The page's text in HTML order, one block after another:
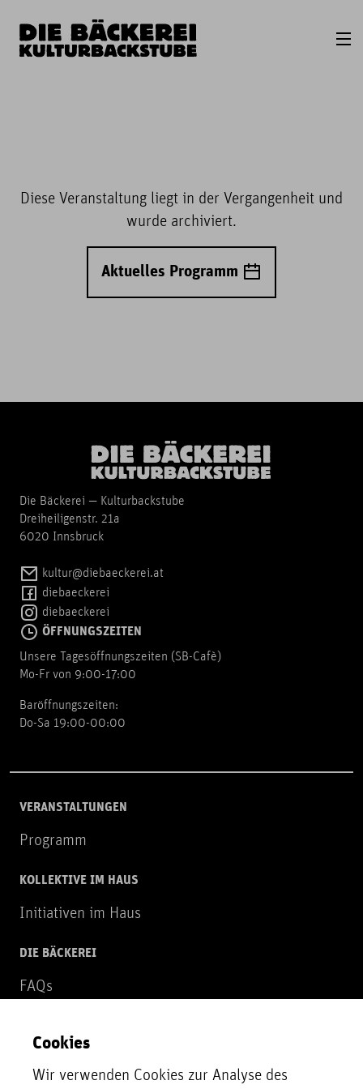
Diese Veranstaltung liegt in der Vergangenheit und
wurde archiviert.
Aktuelles Programm
Die Bäckerei — Kulturbackstube
Dreiheiligenstr. 21a
6020 Innsbruck
kultur@diebaeckerei.at
diebaeckerei
diebaeckerei
ÖFFNUNGSZEITEN
Unsere Tagesöffnungszeiten (SB-Cafè)
Mo-Fr von 9:00-17:00
Baröffnungszeiten:
Do-Sa 19:00-00:00
VERANSTALTUNGEN
Programm
KOLLEKTIVE IM HAUS
Initiativen im Haus
DIE BÄCKEREI
FAQs
NEWSLETTER
Zur Newsletter Anmeldung
Cookies
Wir verwenden Cookies zur Analyse des